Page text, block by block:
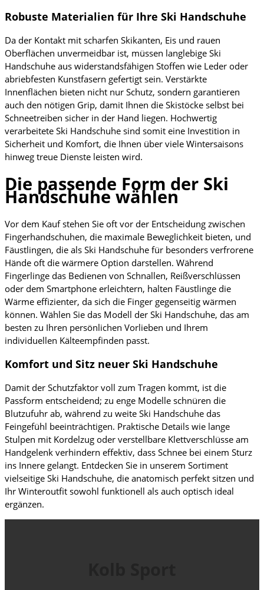
Robuste Materialien für Ihre Ski Handschuhe
Da der Kontakt mit scharfen Skikanten, Eis und rauen
Oberflächen unvermeidbar ist, müssen langlebige Ski
Handschuhe aus widerstandsfähigen Stoffen wie Leder oder
abriebfesten Kunstfasern gefertigt sein. Verstärkte
Innenflächen bieten nicht nur Schutz, sondern garantieren
auch den nötigen Grip, damit Ihnen die Skistöcke selbst bei
Schneetreiben sicher in der Hand liegen. Hochwertig
verarbeitete Ski Handschuhe sind somit eine Investition in
Sicherheit und Komfort, die Ihnen über viele Wintersaisons
hinweg treue Dienste leisten wird.
Die passende Form der Ski
Handschuhe wählen
Vor dem Kauf stehen Sie oft vor der Entscheidung zwischen
Fingerhandschuhen, die maximale Beweglichkeit bieten, und
Fäustlingen, die als Ski Handschuhe für besonders verfrorene
Hände oft die wärmere Option darstellen. Während
Fingerlinge das Bedienen von Schnallen, Reißverschlüssen
oder dem Smartphone erleichtern, halten Fäustlinge die
Wärme effizienter, da sich die Finger gegenseitig wärmen
können. Wählen Sie das Modell der Ski Handschuhe, das am
besten zu Ihren persönlichen Vorlieben und Ihrem
individuellen Kälteempfinden passt.
Komfort und Sitz neuer Ski Handschuhe
Damit der Schutzfaktor voll zum Tragen kommt, ist die
Passform entscheidend; zu enge Modelle schnüren die
Blutzufuhr ab, während zu weite Ski Handschuhe das
Feingefühl beeinträchtigen. Praktische Details wie lange
Stulpen mit Kordelzug oder verstellbare Klettverschlüsse am
Handgelenk verhindern effektiv, dass Schnee bei einem Sturz
ins Innere gelangt. Entdecken Sie in unserem Sortiment
vielseitige Ski Handschuhe, die anatomisch perfekt sitzen und
Ihr Winteroutfit sowohl funktionell als auch optisch ideal
ergänzen.